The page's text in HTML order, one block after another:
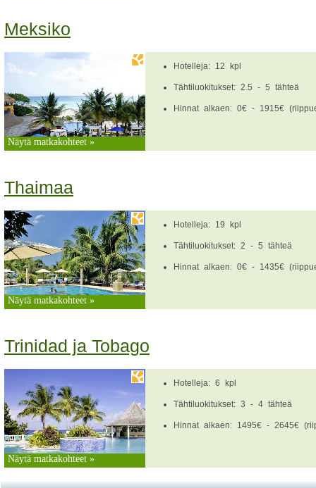
Meksiko
Hotelleja: 12 kpl
Tähtiluokitukset: 2.5 - 5 tähteä
Hinnat alkaen: 0€ - 1915€
Näytä matkakohteet »
Thaimaa
Hotelleja: 19 kpl
Tähtiluokitukset: 2 - 5 tähteä
Hinnat alkaen: 0€ - 1435€
Näytä matkakohteet »
Trinidad ja Tobago
Hotelleja: 6 kpl
Tähtiluokitukset: 3 - 4 tähteä
Hinnat alkaen: 1495€ - 2645€
Näytä matkakohteet »